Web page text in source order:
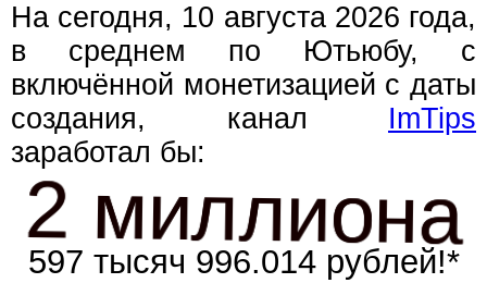
На сегодня, 10 августа 2026 года,
в среднем по Ютьюбу, с
включённой монетизацией с даты
создания, канал ImTips
заработал бы:
2 миллиона
597 тысяч 996.017 рублей!*